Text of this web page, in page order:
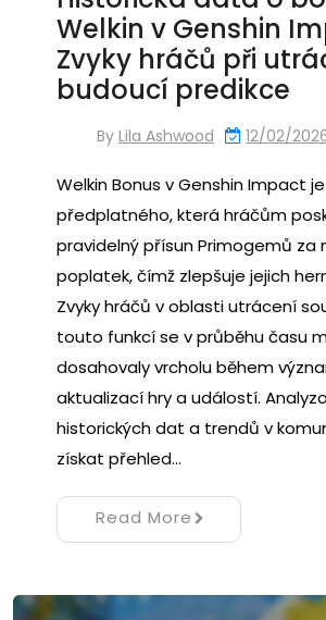
Welkin v Genshin
Zvyky hráčů při
budoucí predikce
By Lila Ashwood 12/02/
Welkin Bonus v Genshin Impact
předplatného, která hráčům
pravidelný přísun Primogemů za
poplatek, čímž zlepšuje jejich
Zvyky hráčů v oblasti utrácení
touto funkcí se v průběhu času
dosahovaly vrcholu během
aktualizací hry a událostí.
historických dat a trendů v
získat přehled…
Read More